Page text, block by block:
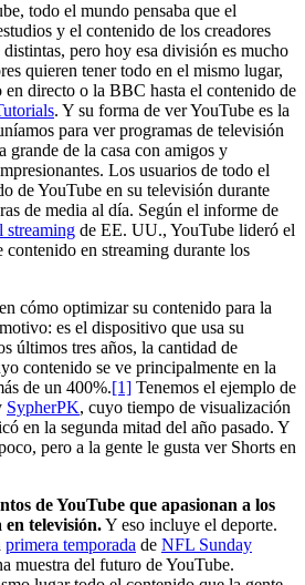
todo el mundo pensaba que el
y el contenido de los creadores
distintas, pero hoy esa división es mucho
quieren tener todo en el mismo lugar,
en directo o la BBC hasta el contenido de
. Y su forma de ver YouTube es la
para ver programas de televisión
grande de la casa con amigos y
Los usuarios de todo el
de YouTube en su televisión durante
de media al día. Según el informe de
streaming de EE. UU., YouTube lideró el
en streaming durante los
cómo optimizar su contenido para la
es el dispositivo que usa su
últimos tres años, la cantidad de
contenido se ve principalmente en la
de un 400%.[1] Tenemos el ejemplo de
SypherPK, cuyo tiempo de visualización
en la segunda mitad del año pasado. Y
pero a la gente le gusta ver Shorts en
de YouTube que apasionan a los
en televisión.Y eso incluye el deporte.
primera temporada de NFL Sunday
muestra del futuro de YouTube.